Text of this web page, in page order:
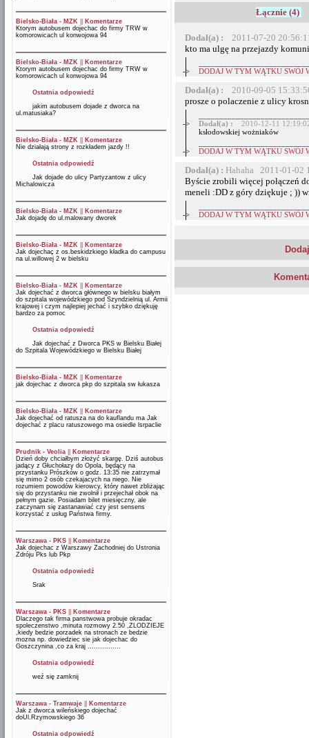
Bielsko-Biała - MZK
Komentarze
Ktorym autobusem dojechac do firmy TRW w
komorowicach ul konwojowa 94
Bielsko-Biała - MZK
Komentarze
Ktorym autobusem dojechac do firmy TRW w
komorowicach ul konwojowa 94
Ostatnia odpowiedź
jakim autobusem dojade z dworca na
ul.matusiaka?
Bielsko-Biała - MZK
Komentarze
Nie działają strony z rozkładem jazdy !!
Ostatnia odpowiedź
Jak dojade do ulicy Partyzantow z ulicy
Michalowicza
Bielsko-Biała - MZK
Komentarze
Jak dojadę do ul.malowany dworek
Bielsko-Biała - MZK
Komentarze
Jak dojechaç z os.beskidzkiego kładka do campusu
na ul.willowej 2 w bielsku
Bielsko-Biała - MZK
Komentarze
Jak dojechać z dworca głównego w bielsku białym
do szpitala wojewódzkiego pod Szyndzielnią ul. Armii
krajowej i czym najlepiej jechać i szybko dziękuję
bardzo za pomoc
Ostatnia odpowiedź
Jak dojechać z Dworca PKS w Bielsku Białej
do Szpitala Wojewódzkiego w Bielsku Białej
Bielsko-Biała - MZK
Komentarze
jak dojechac z dworca pkp do szpitala sw łukasza
Bielsko-Biała - MZK
Komentarze
Jak dojechać od ratusza na do kauflandu ma Jak
dojechać z placu ratuszowego ma osiedle lsrpaclie
Prudnik - Veolia
Komentarze
Dzień doby chciałbym złożyć skargę. Dziś autobus
jadący z Głuchołazy do Opola, będący na
przystanku Prószków o godz. 13:35 nie zatrzymał
się mimo 2 osób czekajacych na niego. Nie
rozumiem powodów kierowcy, który nawet zbliżając
się do przystanku nie zwolnił i przejechał obok na
pełnym gazie. Posiadam bilet miesięczny, ale
zaczynam się zastanawiać czy jest sensens
korzystać z usług Państwa firmy.
Warszawa - PKS
Komentarze
Jak dojechac z Warszawy Zachodniej do Ustronia
Zdróju Pks lub Pkp
Ostatnia odpowiedź
Srak
Warszawa - PKS
Komentarze
Dlaczego tak firma panstwowa probuje okradac
spoleczenstwo ,minuta rozmowy 2.50 ,ZLODZIEJE
,kiedy bedzie porzadek na stronach ze bedzie
mozna np. dowiedziec sie jak dojechac do
Goszczynina ,co za kraj ................
Ostatnia odpowiedź
weź się zamknij
Warszawa - Tramwaje
Komentarze
Jak z dworca wileńskiego dojechać
doUl.Rzymowskiego 36
Ostatnia odpowiedź
Łącznie (4)
Dodał(a) :
2011-07-20
kto ma ulgę na przejazdy
->
DODAJ W TYM WĄTKU SWÓJ
Dodał(a) :
2010-09-05
prosze o polaczenie z ulicy
->
Dodał(a) :
2010-12-11
ksłodowskiej wożniaków
->
DODAJ W TYM WĄTKU SWÓJ
Dodał(a) : Hahaha 2011-01-02
Byście zrobili więcej połączeń
meneli :DD z góry dziękuje ; ))
->
DODAJ W TYM WĄTKU SWÓJ